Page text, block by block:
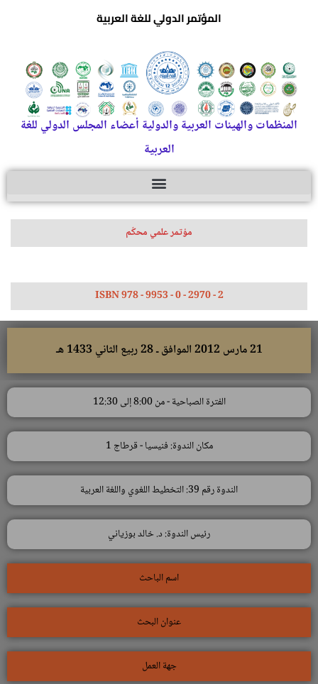
المؤتمر الدولي للغة العربية
المنظمات والهيئات العربية والدولية أعضاء المجلس الدولي للغة
العربية
مؤتمر علمي محكّم
ISBN 978 - 9953 - 0 - 2970 - 2
21 مارس 2012 الموافق ـ 28 ربيع الثاني 1433 هـ
الفترة الصباحية - من 8:00 إلى 12:30
مكان الندوة: فنيسيا - قرطاج 1
الندوة رقم 39: التخطيط اللغوي واللغة العربية
رئيس الندوة: د. خالد بوزياني
اسم الباحث
عنوان البحث
جهة العمل